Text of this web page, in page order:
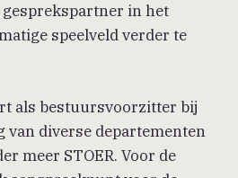
in het
speelveld verder te
als bestuursvoorzitter bij
diverse departementen
meer STOER. Voor de